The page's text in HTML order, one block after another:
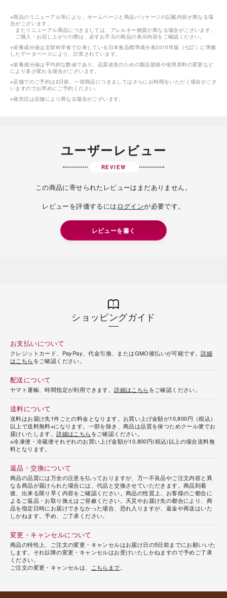
※商品のリニューアル等により、ホームページと商品パッケージの記載内容が異なる場
合がございます。
またリニューアル商品につきましては、アレルギー物質が異なる場合がございます。
ご購入・お召し上がりの際は、必ずお手元の商品の表示内容をご確認ください。
※栄養成分値は文部科学省で公表している日本食品標準成分表2015年版（七訂）に準拠
したデータベースにより、計算されています。
※栄養成分値は平均的な数値であり、品質改良のための製品規格や使用原料の変更など
により多少変わる場合がございます。
※店舗でのご予約は2日前、一部商品につきましてはさらにお時間をいただく場合がござ
いますのでお早めにご予約ください。
※発売日は店舗により異なる場合がございます。
ユーザーレビュー
REVIEW
この商品に寄せられたレビューはまだありません。
レビューを評価するには ログインが必要です。
レビューを書く
ショッピングガイド
お支払いについて
クレジットカード、PayPay、代金引換、またはGMO後払いが可能です。詳細
はこちらをご確認ください。
配送について
ヤマト運輸、時間指定が利用できます。詳細はこちらをご確認ください。
送料について
送料はお届け先1件ごとの料金となります。お買い上げ金額が10,800円（税込）
以上で送料無料※になります。一部を除き、商品は品質を保つためクール便でお
届けいたします。詳細はこちらをご確認ください。
※冷凍便・冷蔵便それぞれのお買い上げ金額が10,800円(税込)以上の場合送料無
料となります。
返品・交換について
商品の品質には万全の注意を払っておりますが、万一不良品やご注文内容と異
なる商品が届けられた場合には、代品と交換させていただきます。商品到着
後、出来る限り早く内容をご確認ください。商品の性質上、お客様のご都合に
よるご返品・お取り換えはご容赦ください。天災やお届け先の都合により、商
品を指定日時にお届けできなかった場合、恐れ入りますが、返金や再送はいた
しかねます。予め、ご了承ください。
変更・キャンセルについて
商品の特性上、ご注文の変更・キャンセルはお届け日の5日前までにお願いいた
します。それ以降の変更・キャンセルはお受けいたしかねますので予めご了承
ください。
ご注文の変更・キャンセルは、 こちらまで。